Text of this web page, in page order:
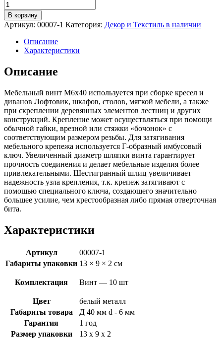
Количество
товара
Винт
мебельный
DIN
7420
М6х40,
белый,
10
В корзину
Артикул: 00007-1 Категория: Декор и Текстиль в наличии
Описание
Характеристики
Описание
Мебельный винт М6х40 используется при сборке кресел и
диванов Лофтовик, шкафов, столов, мягкой мебели, а также
при скреплении деревянных элементов лестниц и других
конструкций. Крепление может осуществляться при помощи
обычной гайки, врезной или стяжки «бочонок» с
соответствующим размером резьбы. Для затягивания
мебельного крепежа используется Г-образный имбусовый
ключ. Увеличенный диаметр шляпки винта гарантирует
прочность соединения и делает мебельные изделия более
привлекательными. Шестигранный шлиц увеличивает
надежность узла крепления, т.к. крепеж затягивают с
помощью специального ключа, создающего значительно
большее усилие, чем крестообразная либо прямая отверточная
бита.
Характеристики
Артикул
00007-1
Габариты упаковки 13 × 9 × 2 см
Комплектация Винт — 10 шт
Цвет
белый металл
Габариты товара
Д 40 мм d - 6 мм
Гарантия
1 год
Размер упаковки
13 х 9 х 2